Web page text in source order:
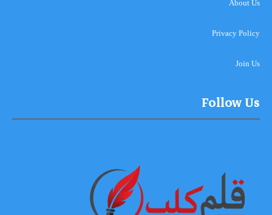
About Us
Privacy Policy
Join Us
Follow Us